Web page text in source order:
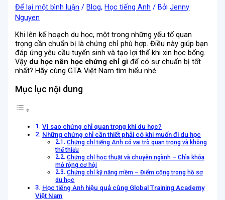
Để lại một bình luận /Blog,Học tiếng Anh / BởiJenny
Nguyen
Khi lên kế hoạch du học, một trong những yếu tố quan
trọng cần chuẩn bị là chứng chỉ phù hợp. Điều này giúp bạn
đáp ứng yêu cầu tuyển sinh và tạo lợi thế khi xin học bổng.
Vậy du học nên học chứng chỉ gì để có sự chuẩn bị tốt
nhất? Hãy cùng GTA Việt Nam tìm hiểu nhé.
Mục lục nội dung
Vì sao chứng chỉ quan trọng khi du học?
Những chứng chỉ cần thiết phải có khi muốn đi du học
Chứng chỉ tiếng Anh có vai trò quan trọng và không
thể thiếu
Chứng chỉ học thuật và chuyên ngành – Chìa khóa
mở rộng cơ hội
Chứng chỉ kỹ năng mềm – Điểm cộng trong hồ sơ
du học
Học tiếng Anh hiệu quả cùng Global Training Academy
Việt Nam